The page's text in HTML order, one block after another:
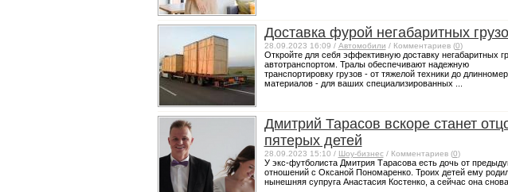
Доставка фурой негабаритных
28.09.2023 16:09 / Автомобили / Комментариев (0)
Откройте для себя эффективную доставку негабаритных
автотранспортом. Тралы обеспечивают надежную
транспортировку грузов - от тяжелой техники до
материалов - для ваших специализированных ...
Дмитрий Тарасов вскоре станет
пятерых детей
28.09.2023 15:10 / Шоу-бизнес/ Комментариев (0)
У экс-футболиста Дмитрия Тарасова есть дочь от
отношений с Оксаной Пономаренко. Троих детей ему
нынешняя супруга Анастасия Костенко, а сейчас она снова